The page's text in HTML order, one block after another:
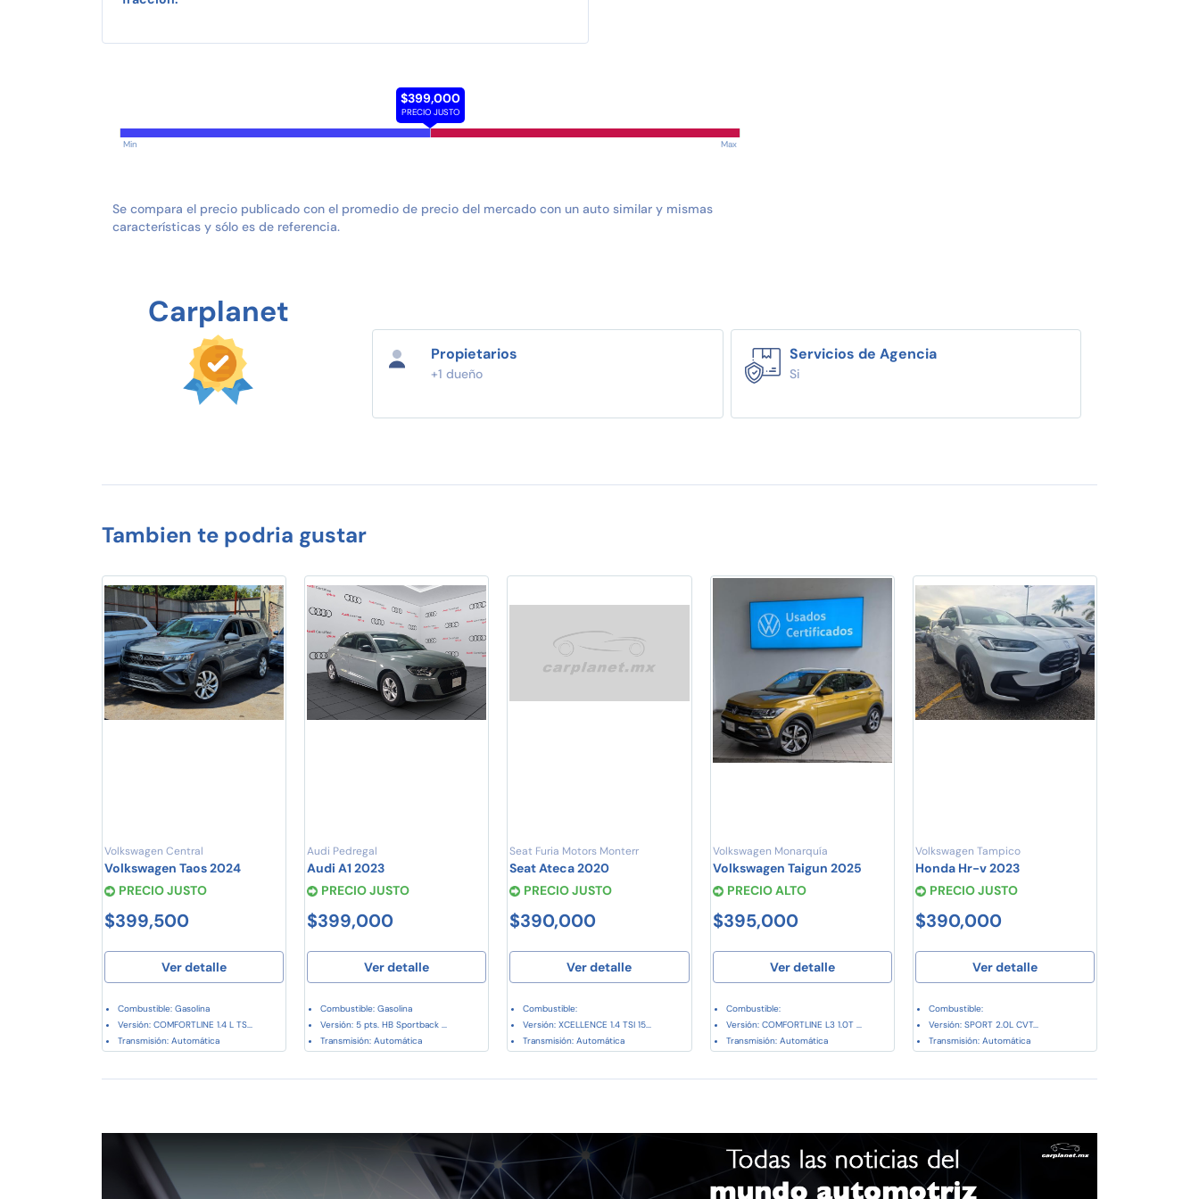
$399,000
PRECIO JUSTO
Min Max
Se compara el precio publicado con el promedio de precio del mercado con un auto similar y mismas
características y sólo es de referencia.
Carplanet
Propietarios
+1 dueño
Servicios de Agencia
Si
Tambien te podria gustar
Volkswagen Central
Volkswagen Taos 2024
PRECIO JUSTO
$399,500
Ver detalle
Combustible: Gasolina
Versión: COMFORTLINE 1.4 L TS...
Transmisión: Automática
Audi Pedregal
Audi A1 2023
PRECIO JUSTO
$399,000
Ver detalle
Combustible: Gasolina
Versión: 5 pts. HB Sportback ...
Transmisión: Automática
Seat Furia Motors Monterr
Seat Ateca 2020
PRECIO JUSTO
$390,000
Ver detalle
Combustible:
Versión: XCELLENCE 1.4 TSI 15...
Transmisión: Automática
Volkswagen Monarquía
Volkswagen Taigun 2025
PRECIO ALTO
$395,000
Ver detalle
Combustible:
Versión: COMFORTLINE L3 1.0T ...
Transmisión: Automática
Volkswagen Tampico
Honda Hr-v 2023
PRECIO JUSTO
$390,000
Ver detalle
Combustible:
Versión: SPORT 2.0L CVT...
Transmisión: Automática